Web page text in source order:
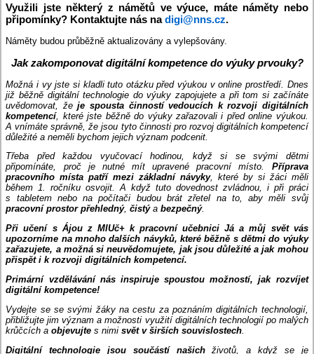
Využili jste některý z námětů ve výuce, máte náměty nebo
připomínky? Kontaktujte nás nadigi@nns.cz.
Náměty budou průběžně aktualizovány a vylepšovány.
Jak zakomponovat digitální kompetence do výuky prvouky?
Možná i vy jste si kladli tuto otázku před výukou v online prostředí. Dnes
již běžně digitální technologie do výuky zapojujete a při tom si začínáte
uvědomovat, žeje spousta činností vedoucích k rozvoji digitálních
kompetencí, které jste běžně do výuky zařazovali i před online výukou.
A vnímáte správně, že jsou tyto činnosti pro rozvoj digitálních kompetencí
důležité a neměli bychom jejich význam podcenit.
Třeba před každou vyučovací hodinou, když si se svými dětmi
připomínáte, proč je nutné mít upravené pracovní místo. Příprava
pracovního místa patří mezi základní návyky, které by si žáci měli
během 1. ročníku osvojit. A když tuto dovednost zvládnou, i při práci
s tabletem nebo na počítači budou brát zřetel na to, aby měli svůj
pracovní prostor přehledný,čistýabezpečný.
Při učení s Ájou z MIUč+ k pracovní učebnici Já a můj svět vás
upozorníme na mnoho dalších návyků, které běžně s dětmi do výuky
zařazujete, a možná si neuvědomujete, jak jsou důležité a jak mohou
přispět i k rozvoji digitálních kompetencí.
Primární vzdělávání nás inspiruje spoustou možností, jak rozvíjet
digitální kompetence!
Vydejte se se svými žáky na cestu za poznáním digitálních technologií,
přibližujte jim význam a možnosti využití digitálních technologií po malých
krůčcích aobjevujtes nimi svět v širších souvislostech
Digitální technologie jsou součástí našichživotů, a když se je